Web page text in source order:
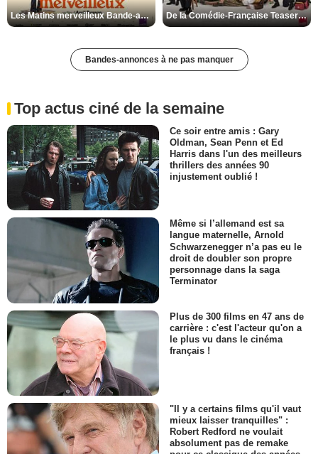
Les Matins merveilleux Bande-annonce VF De la Comédie-Française Teaser VF
Bandes-annonces à ne pas manquer
Top actus ciné de la semaine
Ce soir entre amis : Gary
Oldman, Sean Penn et Ed
Harris dans l'un des meilleurs
thrillers des années 90
injustement oublié !
Même si l’allemand est sa
langue maternelle, Arnold
Schwarzenegger n’a pas eu le
droit de doubler son propre
personnage dans la saga
Terminator
Plus de 300 films en 47 ans de
carrière : c'est l'acteur qu'on a
le plus vu dans le cinéma
français !
"Il y a certains films qu'il vaut
mieux laisser tranquilles" :
Robert Redford ne voulait
absolument pas de remake